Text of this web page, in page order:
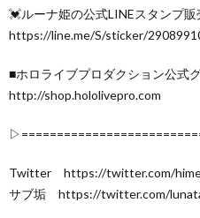
💓ルーナ姫の公式LINEスタンプ販
https://line.me/S/sticker/
■ホロライブプロダクション公式
http://shop.hololivepro.com
Twitter https://twitter.com/
サブ垢 https://twitter.com/